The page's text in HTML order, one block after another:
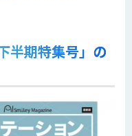
半期特集号」の